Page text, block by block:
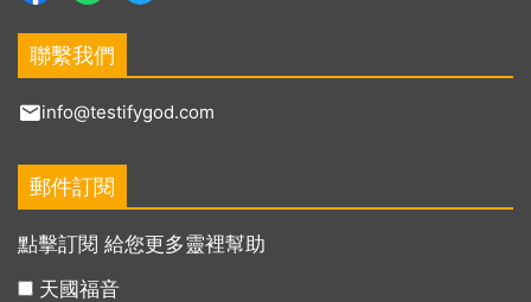
聯繫我們
info@testifygod.com
郵件訂閱
點擊訂閱 給您更多靈裡幫助
天國福音